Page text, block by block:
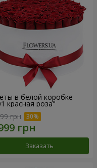
в белой коробке
красная роза"
грн
Заказать